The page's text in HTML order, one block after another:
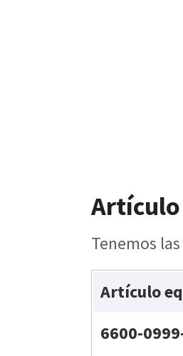
Tenemos
Artículo
6600-